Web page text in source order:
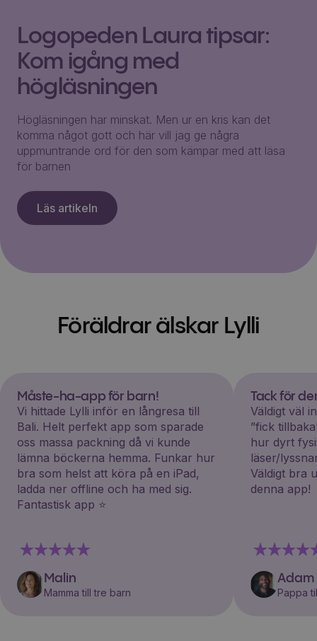
Logopeden Laura tipsar:
Kom igång med
högläsningen
Högläsningen har minskat. Men ur en kris kan det
komma något gott och här vill jag ge några
uppmuntrande ord för den som kämpar med att läsa
för barnen
Läs artikeln
Föräldrar älskar Lylli
Måste-ha-app för barn!
Vi hittade Lylli inför en långresa till
Bali. Helt perfekt app som sparade
oss massa packning då vi kunde
lämna böckerna hemma. Funkar hur
bra som helst att köra på en iPad,
ladda ner offline och ha med sig.
Fantastisk app ⭐️
Malin
Mamma till tre barn
Tack för
Väldigt väl
”fick
hur dyrt
läser/
Väldigt bra
denna app!
Adam
Pappa